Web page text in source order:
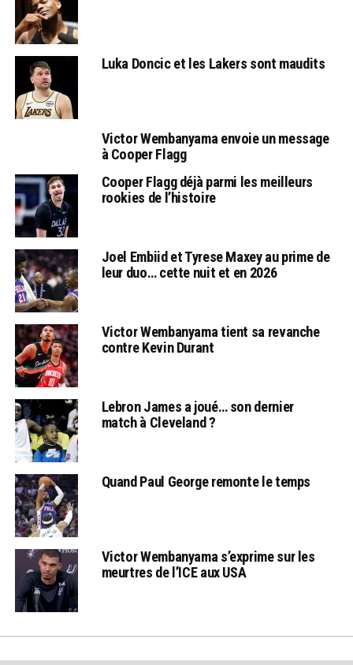
Luka Doncic et les Lakers sont maudits
Victor Wembanyama envoie un message
à Cooper Flagg
Cooper Flagg déjà parmi les meilleurs
rookies de l’histoire
Joel Embiid et Tyrese Maxey au prime de
leur duo… cette nuit et en 2026
Victor Wembanyama tient sa revanche
contre Kevin Durant
Lebron James a joué… son dernier
match à Cleveland ?
Quand Paul George remonte le temps
Victor Wembanyama s’exprime sur les
meurtres de l’ICE aux USA